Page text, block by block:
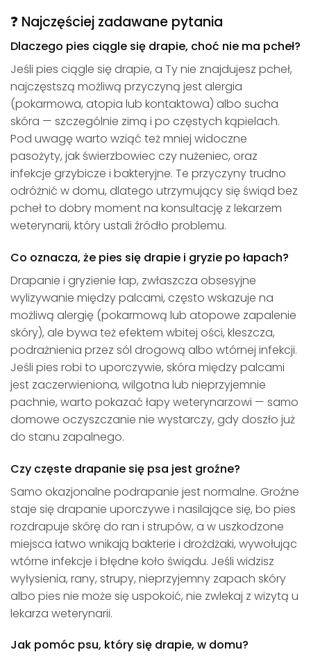
❓ Najczęściej zadawane pytania
Dlaczego pies ciągle się drapie, choć nie ma pcheł?
Jeśli pies ciągle się drapie, a Ty nie znajdujesz pcheł,
najczęstszą możliwą przyczyną jest alergia
(pokarmowa, atopia lub kontaktowa) albo sucha
skóra — szczególnie zimą i po częstych kąpielach.
Pod uwagę warto wziąć też mniej widoczne
pasożyty, jak świerzbowiec czy nużeniec, oraz
infekcje grzybicze i bakteryjne. Te przyczyny trudno
odróżnić w domu, dlatego utrzymujący się świąd bez
pcheł to dobry moment na konsultację z lekarzem
weterynarii, który ustali źródło problemu.
Co oznacza, że pies się drapie i gryzie po łapach?
Drapanie i gryzienie łap, zwłaszcza obsesyjne
wylizywanie między palcami, często wskazuje na
możliwą alergię (pokarmową lub atopowe zapalenie
skóry), ale bywa też efektem wbitej ości, kleszcza,
podrażnienia przez sól drogową albo wtórnej infekcji.
Jeśli pies robi to uporczywie, skóra między palcami
jest zaczerwieniona, wilgotna lub nieprzyjemnie
pachnie, warto pokazać łapy weterynarzowi — samo
domowe oczyszczanie nie wystarczy, gdy doszło już
do stanu zapalnego.
Czy częste drapanie się psa jest groźne?
Samo okazjonalne podrapanie jest normalne. Groźne
staje się drapanie uporczywe i nasilające się, bo pies
rozdrapuje skórę do ran i strupów, a w uszkodzone
miejsca łatwo wnikają bakterie i drożdżaki, wywołując
wtórne infekcje i błędne koło świądu. Jeśli widzisz
wyłysienia, rany, strupy, nieprzyjemny zapach skóry
albo pies nie może się uspokoić, nie zwlekaj z wizytą u
lekarza weterynarii.
Jak pomóc psu, który się drapie, w domu?